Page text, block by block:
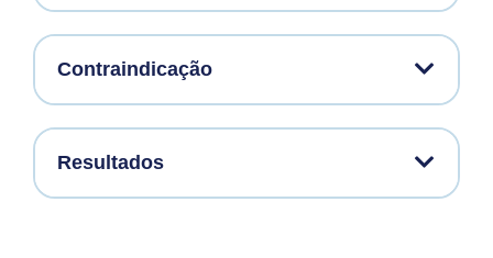
Contraindicação
Resultados